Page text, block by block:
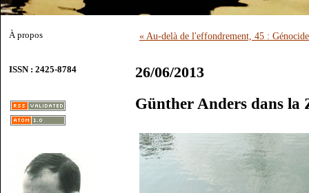
À propos
ISSN : 2425-8784
« Au-delà de l'effondrement, 45 :
26/06/2013
Günther Anders dans la